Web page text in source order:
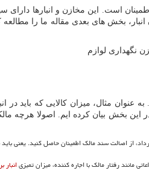
است. این مخازن و انبارها
بخش های بعدی مقاله ما را
مخزن نگهداری لوازم
عنوان مثال، میزان کالایی که باید
این بخش بیان کرده ایم. اصولا هرچه
از اصالت سند مالک اطمینان حاصل کنید.
مانند رفتار مالک با اجاره کننده، میزان تمیزیانبار